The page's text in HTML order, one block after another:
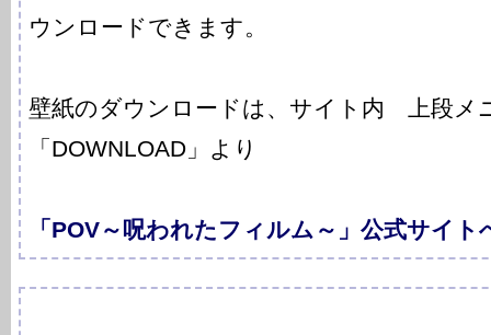
ウンロードできます。
壁紙のダウンロードは、サイト内 上段メ
「DOWNLOAD」より
「POV～呪われたフィルム～」公式サイト